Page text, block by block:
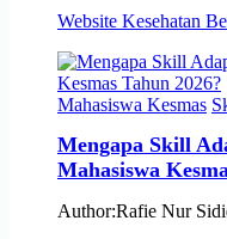
Website Kesehatan
Mahasiswa Kesmas
Mengapa Skill
Mahasiswa
Author:Rafie Nur